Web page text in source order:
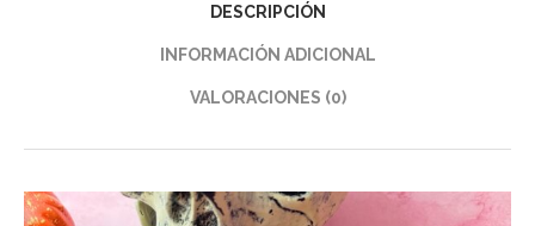
DESCRIPCIÓN
INFORMACIÓN ADICIONAL
VALORACIONES (0)